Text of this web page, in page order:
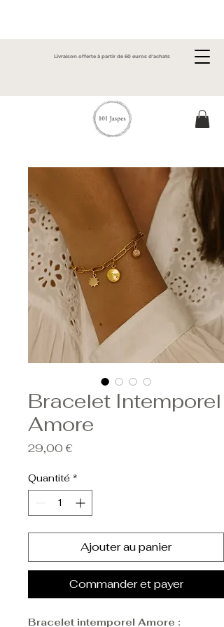
Livraison offerte à partir de 60 euros d'achats
Bracelet Intemporel
Amore
29,00 €Prix
Quantité *
Ajouter au panier
Commander et payer
Bracelet intemporel Amore :